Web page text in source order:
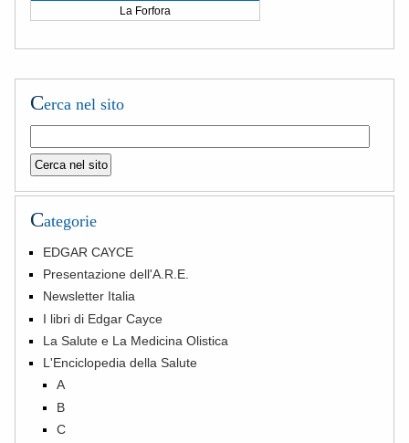
La Forfora
Cerca nel sito
Categorie
EDGAR CAYCE
Presentazione dell'A.R.E.
Newsletter Italia
I libri di Edgar Cayce
La Salute e La Medicina Olistica
L'Enciclopedia della Salute
A
B
C